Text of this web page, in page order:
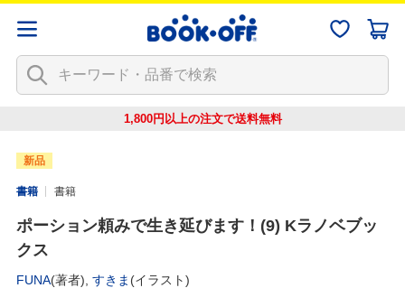
1,800円以上の注文で送料無料
新品
書籍 書籍
ポーション頼みで生き延びます！(9) Kラノベブッ
クス
FUNA(著者), すきま (イラスト)